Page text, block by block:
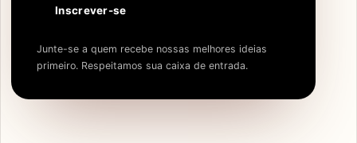
Inscrever-se
Junte-se a quem recebe nossas melhores ideias
primeiro. Respeitamos sua caixa de entrada.